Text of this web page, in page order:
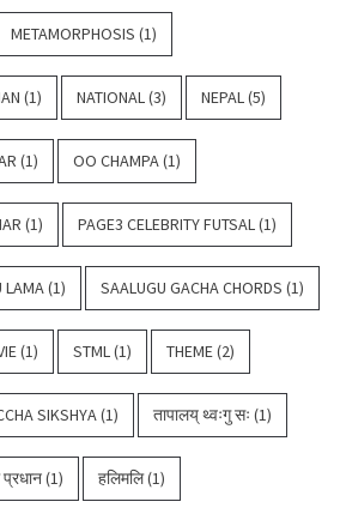
METAMORPHOSIS (1)
(1) NATIONAL(3) NEPAL(5)
(1) OO CHAMPA(1)
(1) PAGE3 CELEBRITY FUTSAL(1)
LAMA(1) SAALUGU GACHA CHORDS (1)
(1) STML(1) THEME(2)
SIKSHYA(1) तापालय् थ्वःगु सः (1)
प्रधान(1) हलिमलि(1)